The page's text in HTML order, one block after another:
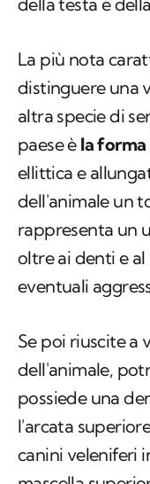
La più nota
distinguere una
altra specie di
paese è la forma
ellittica e
dell'animale un
rappresenta un
oltre ai denti e
eventuali
Se poi riuscite a
dell'animale,
possiede una
l'arcata
canini veleniferi